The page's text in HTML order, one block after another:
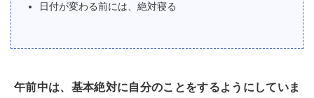
日付が変わる前には、絶対寝る
午前中は、基本絶対に自分のことをするようにしていま